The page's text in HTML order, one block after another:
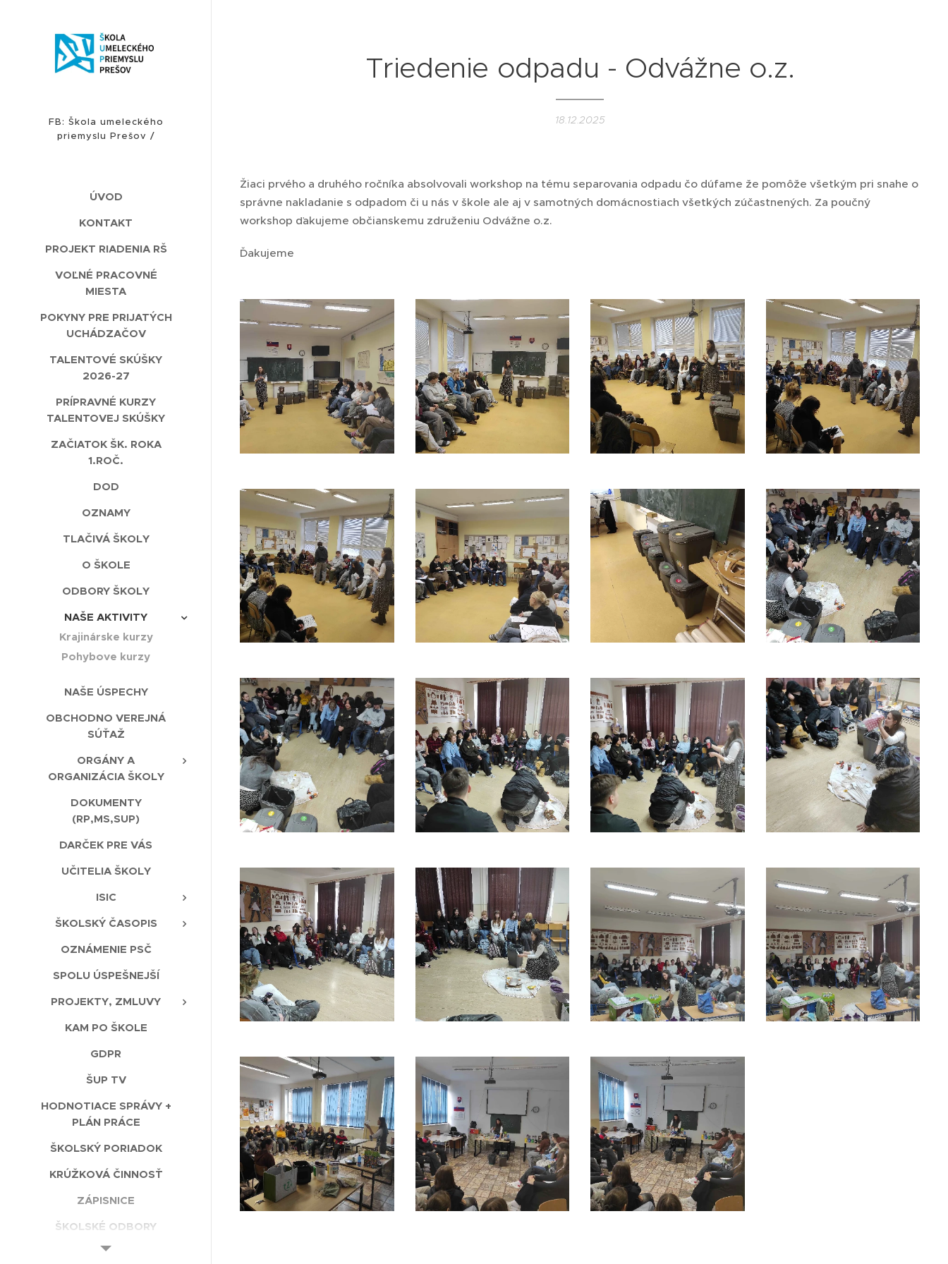
FB: Škola umeleckého
priemyslu Prešov /
ÚVOD
KONTAKT
PROJEKT RIADENIA RŠ
VOĽNÉ PRACOVNÉ
MIESTA
POKYNY PRE PRIJATÝCH
UCHÁDZAČOV
TALENTOVÉ SKÚŠKY
2026-27
PRÍPRAVNÉ KURZY
TALENTOVEJ SKÚŠKY
ZAČIATOK ŠK. ROKA
1.ROČ.
DOD
OZNAMY
TLAČIVÁ ŠKOLY
O ŠKOLE
ODBORY ŠKOLY
NAŠE AKTIVITY
Krajinárske kurzy
Pohybove kurzy
NAŠE ÚSPECHY
OBCHODNO VEREJNÁ
SÚŤAŽ
ORGÁNY A
ORGANIZÁCIA ŠKOLY
DOKUMENTY
(RP,MS,SUP)
DARČEK PRE VÁS
UČITELIA ŠKOLY
ISIC
ŠKOLSKÝ ČASOPIS
OZNÁMENIE PSČ
SPOLU ÚSPEŠNEJŠÍ
PROJEKTY, ZMLUVY
KAM PO ŠKOLE
GDPR
ŠUP TV
HODNOTIACE SPRÁVY +
PLÁN PRÁCE
ŠKOLSKÝ PORIADOK
KRÚŽKOVÁ ČINNOSŤ
ZÁPISNICE
ŠKOLSKÉ ODBORY
ERASMUS+ (2026-27)
Triedenie odpadu - Odvážne o.z.
18.12.2025
Žiaci prvého a druhého ročníka absolvovali workshop na tému separovania odpadu čo dúfame že pomôže všetkým pri snahe o
správne nakladanie s odpadom či u nás v škole ale aj v samotných domácnostiach všetkých zúčastnených. Za poučný
workshop ďakujeme občianskemu združeniu Odvážne o.z.
Ďakujeme